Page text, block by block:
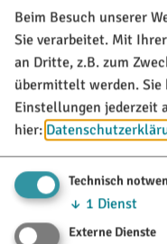
Möchten Sie von
Beim Besuch unserer
Sie verarbeitet. Mit
an Dritte, z.B. zum
übermittelt werden. Sie
Einstellungen jederzeit
hier:
Technisch
↓ 1 Dienst
Externe Dienste